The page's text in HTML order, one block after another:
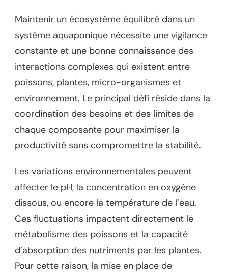
Maintenir un écosystème équilibré dans un
système aquaponique nécessite une vigilance
constante et une bonne connaissance des
interactions complexes qui existent entre
poissons, plantes, micro-organismes et
environnement. Le principal défi réside dans la
coordination des besoins et des limites de
chaque composante pour maximiser la
productivité sans compromettre la stabilité.
Les variations environnementales peuvent
affecter le pH, la concentration en oxygène
dissous, ou encore la température de l’eau.
Ces fluctuations impactent directement le
métabolisme des poissons et la capacité
d’absorption des nutriments par les plantes.
Pour cette raison, la mise en place de